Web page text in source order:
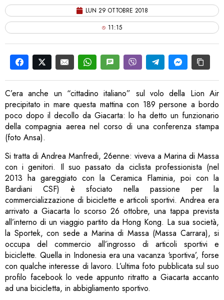
LUN 29 OTTOBRE 2018
11:15
C’era anche un “cittadino italiano” sul volo della Lion Air
precipitato in mare questa mattina con 189 persone a bordo
poco dopo il decollo da Giacarta: lo ha detto un funzionario
della compagnia aerea nel corso di una conferenza stampa
(foto Ansa).
Si tratta di Andrea Manfredi, 26enne: viveva a Marina di Massa
con i genitori. Il suo passato da ciclista professionista (nel
2013 ha gareggiato con la Ceramica Flaminia, poi con la
Bardiani CSF) è sfociato nella passione per la
commercializzazione di biciclette e articoli sportivi. Andrea era
arrivato a Giacarta lo scorso 26 ottobre, una tappa prevista
all’interno di un viaggio partito da Hong Kong. La sua società,
la Sportek, con sede a Marina di Massa (Massa Carrara), si
occupa del commercio all’ingrosso di articoli sportivi e
biciclette. Quella in Indonesia era una vacanza ‘sportiva’, forse
con qualche interesse di lavoro. L’ultima foto pubblicata sul suo
profilo facebook lo vede appunto ritratto a Giacarta accanto
ad una bicicletta, in abbigliamento sportivo.